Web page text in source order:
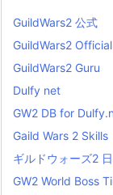
GuildWars2 公式
GuildWars2
GuildWars2 Guru
Dulfy net
GW2 DB for
Gaild Wars 2 Skills
ギルドウォーズ2
GW2 World Boss